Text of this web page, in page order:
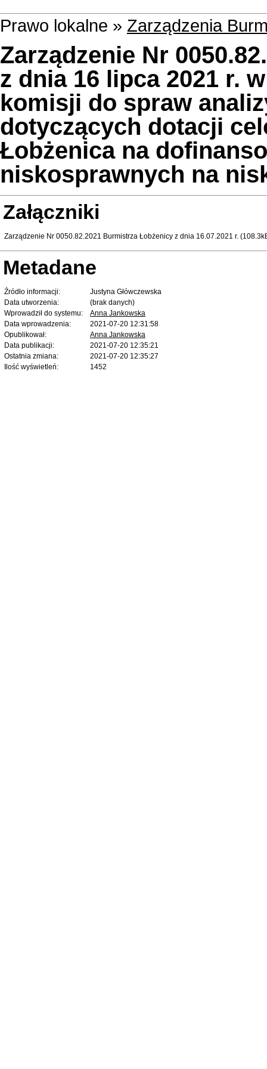
Prawo lokalne » Zarządzenia
Zarządzenie Nr
z dnia 16 lipca 2021 r.
komisji do spraw
dotyczących dotacji
Łobżenica na
niskosprawnych na
Załączniki
Zarządzenie Nr 0050.82.2021 Burmistrza Łobżenicy z dnia 16.07.2021 r.
Metadane
Źródło informacji:
Justyna Główczewska
Data utworzenia:
(brak danych)
Wprowadził do systemu:
Anna Jankowska
Data wprowadzenia:
2021-07-20 12:31:58
Opublikował:
Anna Jankowska
Data publikacji:
2021-07-20 12:35:21
Ostatnia zmiana:
2021-07-20 12:35:27
Ilość wyświetleń:
1452